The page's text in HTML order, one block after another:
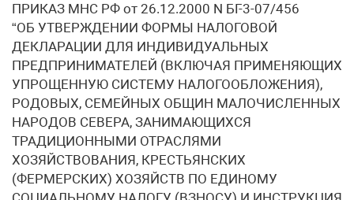
ПРИКАЗ МНС РФ от 26.12.2000 N БГ-3-07/456
“ОБ УТВЕРЖДЕНИИ ФОРМЫ НАЛОГОВОЙ
ДЕКЛАРАЦИИ ДЛЯ ИНДИВИДУАЛЬНЫХ
ПРЕДПРИНИМАТЕЛЕЙ (ВКЛЮЧАЯ ПРИМЕНЯЮЩИХ
УПРОЩЕННУЮ СИСТЕМУ НАЛОГООБЛОЖЕНИЯ),
РОДОВЫХ, СЕМЕЙНЫХ ОБЩИН МАЛОЧИСЛЕННЫХ
НАРОДОВ СЕВЕРА, ЗАНИМАЮЩИХСЯ
ТРАДИЦИОННЫМИ ОТРАСЛЯМИ
ХОЗЯЙСТВОВАНИЯ, КРЕСТЬЯНСКИХ
(ФЕРМЕРСКИХ) ХОЗЯЙСТВ ПО ЕДИНОМУ